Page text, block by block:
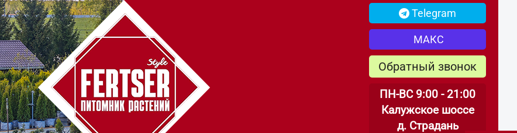
Telegram
МАКС
Обратный звонок
ПН-ВС 9:00 - 21:00
Калужское шоссе
д. Страдань